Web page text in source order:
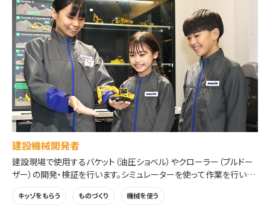
建設機械開発者
建設現場で使用するバケット（油圧ショベル）やクローラー（ブルドー
ザー）の開発・検証を行います。シミュレーターを使って作業を行い、
土の状況に合った仕様を見極めます。
※受付時に「油圧ショベル」「ブルドーザー」から選んで体験できます。
キッゾをもらう ものづくり 機械を使う